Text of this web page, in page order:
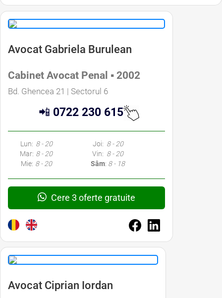
Avocat Gabriela Burulean
Cabinet Avocat Penal ▪ 2002
Bd. Ghencea 21 | Sectorul 6
📲 0722 230 615
Lun: 8 - 20
Mar: 8 - 20
Mie: 8 - 20
Joi: 8 - 20
Vin: 8 - 20
Sâm: 8 - 18
Cere 3 oferte gratuite
Avocat Ciprian Iordan